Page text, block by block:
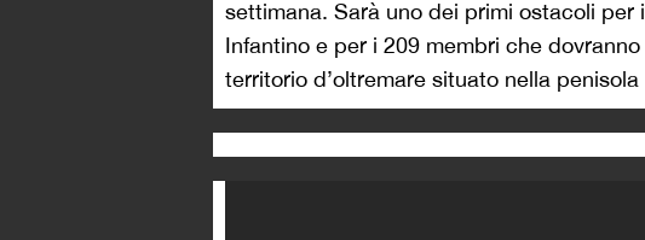
settimana. Sarà uno dei primi ostacoli per
Infantino e per i 209 membri che
territorio d’oltremare situato nella